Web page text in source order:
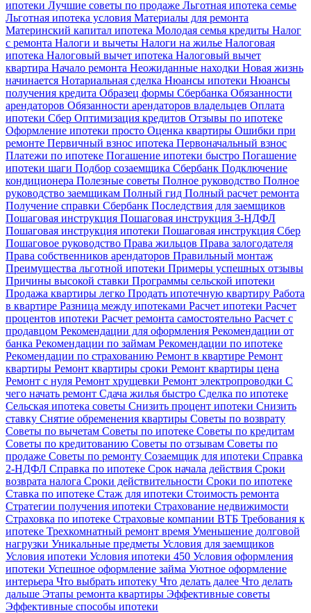
ипотеки Лучшие советы по продаже Льготная ипотека семье
Льготная ипотека условия Материалы для ремонта
Материнский капитал ипотека Молодая семья кредиты Налог
с ремонта Налоги и вычеты Налоги на жилье Налоговая
ипотека Налоговый вычет ипотека Налоговый вычет
квартира Начало ремонта Неожиданные находки Новая жизнь
начинается Нотариальная сделка Нюансы ипотеки Нюансы
получения кредита Образец формы Сбербанка Обязанности
арендаторов Обязанности арендаторов владельцев Оплата
ипотеки Сбер Оптимизация кредитов Отзывы по ипотеке
Оформление ипотеки просто Оценка квартиры Ошибки при
ремонте Первичный взнос ипотека Первоначальный взнос
Платежи по ипотеке Погашение ипотеки быстро Погашение
ипотеки шаги Подбор созаемщика Сбербанк Подключение
кондиционера Полезные советы Полное руководство Полное
руководство заемщикам Полный гид Полный расчет ремонта
Получение справки Сбербанк Последствия для заемщиков
Пошаговая инструкция Пошаговая инструкция 3-НДФЛ
Пошаговая инструкция ипотеки Пошаговая инструкция Сбер
Пошаговое руководство Права жильцов Права залогодателя
Права собственников арендаторов Правильный монтаж
Преимущества льготной ипотеки Примеры успешных отзывы
Причины высокой ставки Программы сельской ипотеки
Продажа квартиры легко Продать ипотечную квартиру Работа
в квартире Разница между ипотеками Расчет ипотеки Расчет
процентов ипотеки Расчет ремонта самостоятельно Расчет с
продавцом Рекомендации для оформления Рекомендации от
банка Рекомендации по займам Рекомендации по ипотеке
Рекомендации по страхованию Ремонт в квартире Ремонт
квартиры Ремонт квартиры сроки Ремонт квартиры цена
Ремонт с нуля Ремонт хрущевки Ремонт электропроводки С
чего начать ремонт Сдача жилья быстро Сделка по ипотеке
Сельская ипотека советы Снизить процент ипотеки Снизить
ставку Снятие обременения квартиры Советы по возврату
Советы по вычетам Советы по ипотеке Советы по кредитам
Советы по кредитованию Советы по отзывам Советы по
продаже Советы по ремонту Созаемщик для ипотеки Справка
2-НДФЛ Справка по ипотеке Срок начала действия Сроки
возврата налога Сроки действительности Сроки по ипотеке
Ставка по ипотеке Стаж для ипотеки Стоимость ремонта
Стратегии получения ипотеки Страхование недвижимости
Страховка по ипотеке Страховые компании ВТБ Требования к
ипотеке Трехкомнатный ремонт время Уменьшение долговой
нагрузки Уникальные предметы Условия для заемщиков
Условия ипотеки Условия ипотеки 450 Условия оформления
ипотеки Успешное оформление займа Уютное оформление
интерьера Что выбрать ипотеку Что делать далее Что делать
дальше Этапы ремонта квартиры Эффективные советы
Эффективные способы ипотеки